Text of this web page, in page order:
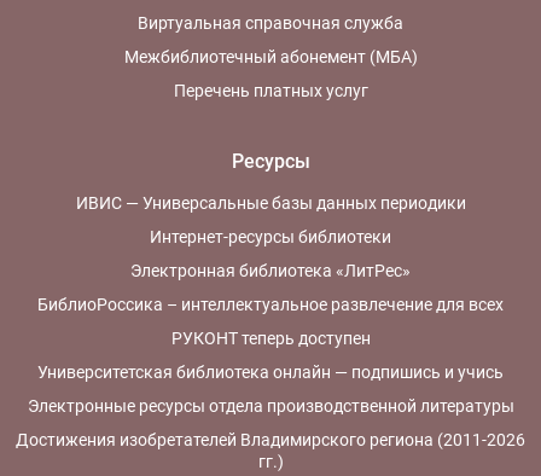
Виртуальная справочная служба
Межбиблиотечный абонемент (МБА)
Перечень платных услуг
Ресурсы
ИВИС — Универсальные базы данных периодики
Интернет-ресурсы библиотеки
Электронная библиотека «ЛитРес»
БиблиоРоссика – интеллектуальное развлечение для всех
РУКОНТ теперь доступен
Университетская библиотека онлайн — подпишись и учись
Электронные ресурсы отдела производственной литературы
Достижения изобретателей Владимирского региона (2011-2026
гг.)